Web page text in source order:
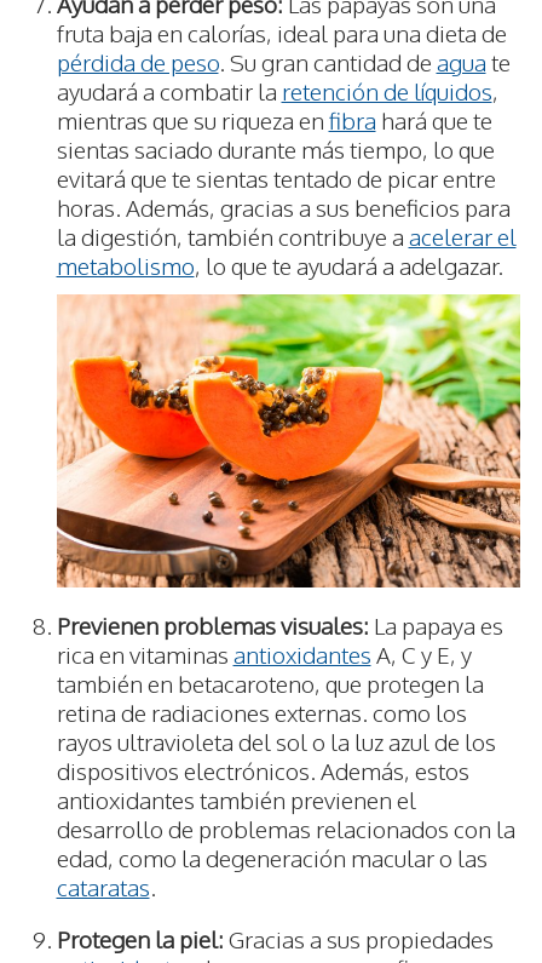
fruta baja en calorías, ideal para una dieta de
pérdida de peso. Su gran cantidad de agua te
ayudará a combatir la retención de líquidos,
mientras que su riqueza en fibra hará que te
sientas saciado durante más tiempo, lo que
evitará que te sientas tentado de picar entre
horas. Además, gracias a sus beneficios para
la digestión, también contribuye a acelerar el
metabolismo, lo que te ayudará a adelgazar.
Previenen problemas visuales: La papaya es
rica en vitaminas antioxidantes A, C y E, y
también en betacaroteno, que protegen la
retina de radiaciones externas. como los
rayos ultravioleta del sol o la luz azul de los
dispositivos electrónicos. Además, estos
antioxidantes también previenen el
desarrollo de problemas relacionados con la
edad, como la degeneración macular o las
cataratas.
Protegen la piel: Gracias a sus propiedades